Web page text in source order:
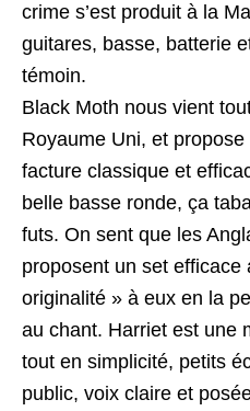
crime s’est produit à la
guitares, basse, batterie
témoin.
Black Moth nous vient
Royaume Uni, et
facture classique et
belle basse ronde, ça
futs. On sent que les
proposent un set efficace
originalité » à eux en la
au chant. Harriet est une
tout en simplicité, petits
public, voix claire et